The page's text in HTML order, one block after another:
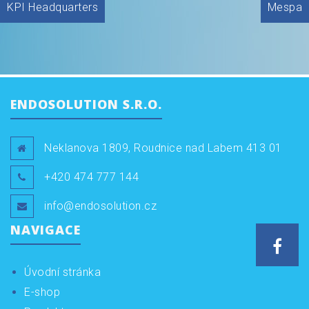
pro
KPI Headquarters Mespa
ENDOSOLUTION S.R.O.
Neklanova 1809, Roudnice nad Labem 413 01
+420 474 777 144
info@endosolution.cz
NAVIGACE
Úvodní stránka
E-shop